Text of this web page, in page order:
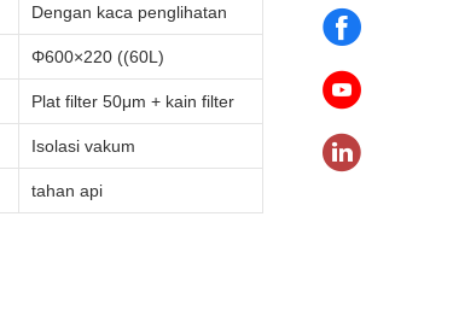
Dengan kaca penglihatan
Φ600×220 ((60L)
Plat filter 50μm + kain filter
Isolasi vakum
tahan api